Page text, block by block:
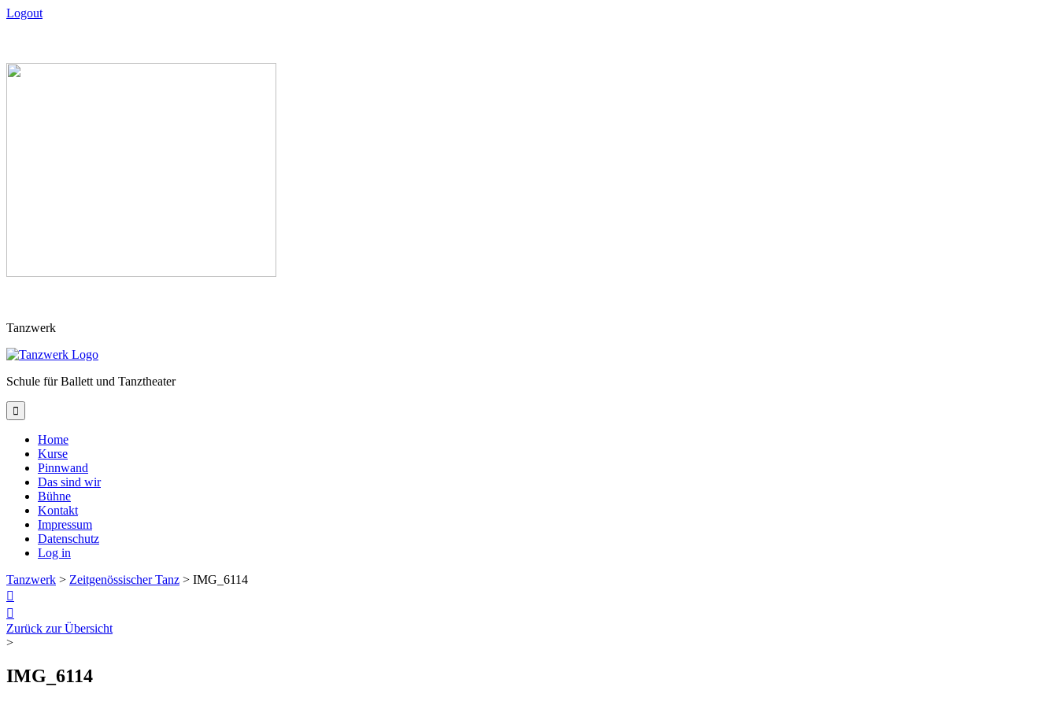
Logout
to
Tanzwerk
Schule für Ballett und Tanztheater

Home
Kurse
Pinnwand
Das sind wir
Bühne
Kontakt
Impressum
Datenschutz
Log in
Tanzwerk > Zeitgenössischer Tanz > IMG_6114


Zurück zur Übersicht
>
IMG_6114